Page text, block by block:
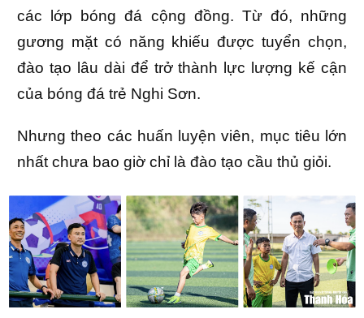
các lớp bóng đá cộng đồng. Từ đó, những
gương mặt có năng khiếu được tuyển chọn,
đào tạo lâu dài để trở thành lực lượng kế cận
của bóng đá trẻ Nghi Sơn.
Nhưng theo các huấn luyện viên, mục tiêu lớn
nhất chưa bao giờ chỉ là đào tạo cầu thủ giỏi.